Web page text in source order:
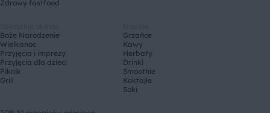
Zdrowy fastfood
Boże Narodzenie
Wielkanoc
Przyjęcia i imprezy
Przyjęcia dla dzieci
Piknik
Grill
Grzańce
Kawy
Herbaty
Drinki
Smoothie
Koktajle
Soki